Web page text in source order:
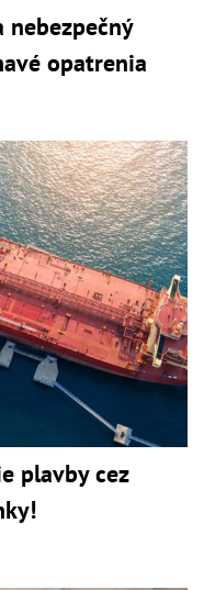
nebezpečný
opatrenia
plavby cez